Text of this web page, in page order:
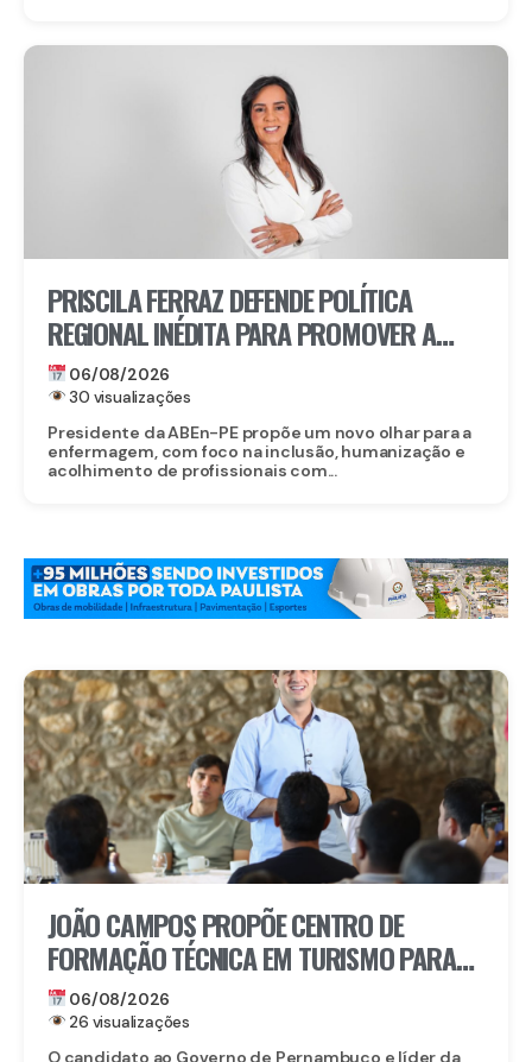
PRISCILA FERRAZ DEFENDE POLÍTICA
REGIONAL INÉDITA PARA PROMOVER A
INCLUSÃO DE ENFERMEIROS PCDS E
ATÍPICOS EM PERNAMBUCO
06/08/2026
30 visualizações
Presidente da ABEn-PE propõe um novo olhar para a
enfermagem, com foco na inclusão, humanização e
acolhimento de profissionais com...
JOÃO CAMPOS PROPÕE CENTRO DE
FORMAÇÃO TÉCNICA EM TURISMO PARA
FORTALECER TRIUNFO
06/08/2026
26 visualizações
O candidato ao Governo de Pernambuco e líder da